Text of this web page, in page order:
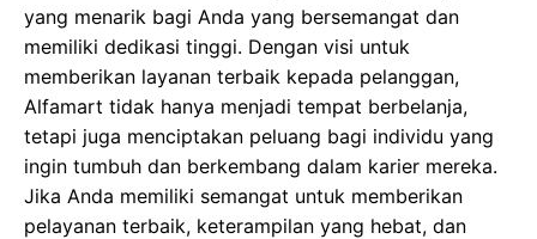
yang menarik bagi Anda yang bersemangat dan
memiliki dedikasi tinggi. Dengan visi untuk
memberikan layanan terbaik kepada pelanggan,
Alfamart tidak hanya menjadi tempat berbelanja,
tetapi juga menciptakan peluang bagi individu yang
ingin tumbuh dan berkembang dalam karier mereka.
Jika Anda memiliki semangat untuk memberikan
pelayanan terbaik, keterampilan yang hebat, dan